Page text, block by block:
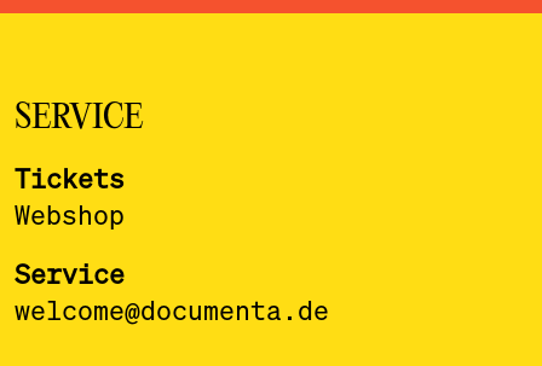
SERVICE
Tickets
Webshop
Service
welcome@documenta.de